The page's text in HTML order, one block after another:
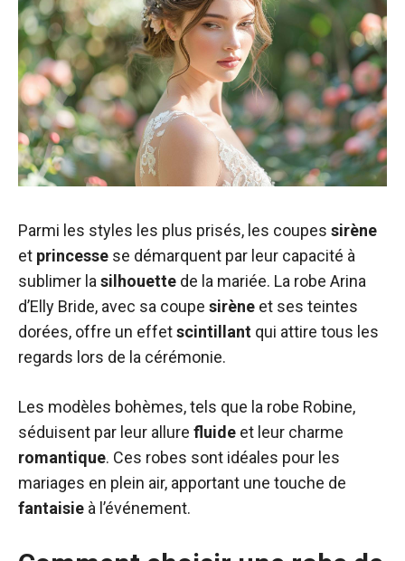
Parmi les styles les plus prisés, les coupes sirène
et princesse se démarquent par leur capacité à
sublimer la silhouette de la mariée. La robe Arina
d’Elly Bride, avec sa coupe sirène et ses teintes
dorées, offre un effetscintillant qui attire tous les
regards lors de la cérémonie.
Les modèles bohèmes, tels que la robe Robine,
séduisent par leur allure fluide et leur charme
romantique. Ces robes sont idéales pour les
mariages en plein air, apportant une touche de
fantaisie à l’événement.